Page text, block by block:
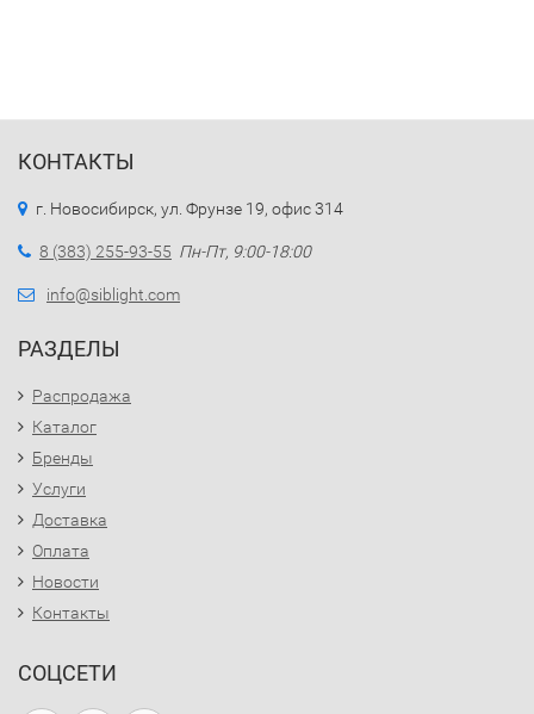
КОНТАКТЫ
г. Новосибирск, ул. Фрунзе 19, офис 314
8 (383) 255-93-55 Пн-Пт, 9:00-18:00
info@siblight.com
РАЗДЕЛЫ
Распродажа
Каталог
Бренды
Услуги
Доставка
Оплата
Новости
Контакты
СОЦСЕТИ